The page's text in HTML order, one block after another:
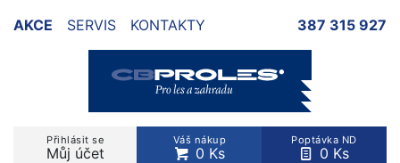
AKCE SERVIS KONTAKTY 387 315 927
Přihlásit se
Můj účet
Váš nákup
0 Ks
Poptávka ND
0 Ks